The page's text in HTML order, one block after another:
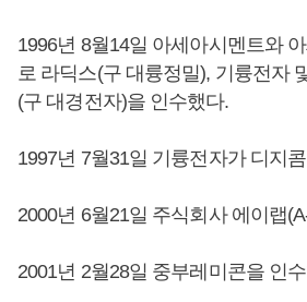
1996년 8월14일 아세아시멘트와
로 라딕스(구 대륭정밀), 기륭전자
(구 대경전자)을 인수했다.
1997년 7월31일 기륭전자가 디지
2000년 6월21일 주식회사 에이랩
2001년 2월28일 중부레미콘을 인